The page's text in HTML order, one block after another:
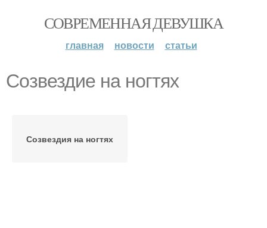
СОВРЕМЕННАЯ ДЕВУШКА
главная новости статьи
Созвездие на ногтях
Созвездия на ногтях